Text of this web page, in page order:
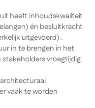
heeft inhoudskwaliteit
én besluitkracht
uitgevoerd) .
in te brengen in het
vroegtijdig
vaak te worden